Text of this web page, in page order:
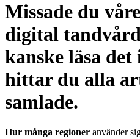
Missade du
digital
kanske läsa det
hittar du alla
samlade.
Hur många regioner använder